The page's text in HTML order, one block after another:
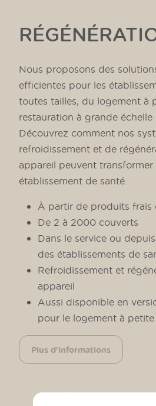
Nous proposons des
efficientes pour les
toutes tailles, du logement à
restauration à grande échelle
Découvrez comment nos
refroidissement et de
appareil peuvent transformer
établissement de santé.
À partir de produits frais
De 2 à 2000 couverts
Dans le service ou
des établissements de
Refroidissement et
appareil
Aussi disponible en
pour le logement à petite
Plus d'informations